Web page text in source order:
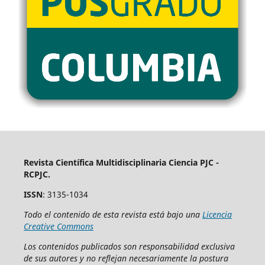
Revista Científica Multidisciplinaria Ciencia PJC -
RCPJC.
ISSN: 3135-1034
Todo el contenido de esta revista está bajo una Licencia
Creative Commons
Los contenidos publicados son responsabilidad exclusiva
de sus autores y no reflejan necesariamente la postura